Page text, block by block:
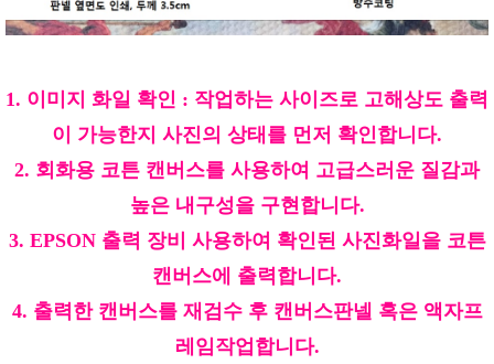
1. 이미지 화일 확인 : 작업하는 사이즈로 고해상도 출력
이 가능한지 사진의 상태를 먼저 확인합니다.
2. 회화용 코튼 캔버스를 사용하여 고급스러운 질감과
높은 내구성을 구현합니다.
3. EPSON 출력 장비 사용하여 확인된 사진화일을 코튼
캔버스에 출력합니다.
4. 출력한 캔버스를 재검수 후 캔버스판넬 혹은 액자프
레임작업합니다.